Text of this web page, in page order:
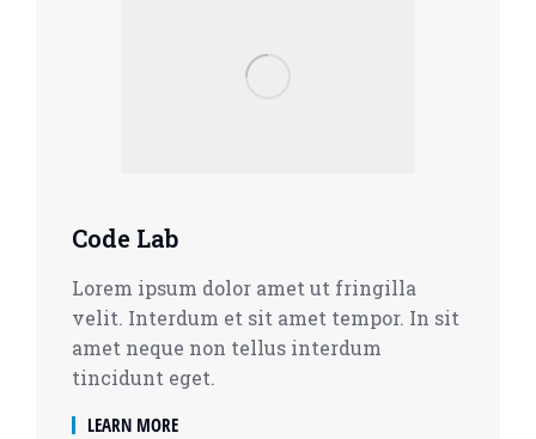
Code Lab
Lorem ipsum dolor amet ut fringilla
velit. Interdum et sit amet tempor. In sit
amet neque non tellus interdum
tincidunt eget.
LEARN MORE